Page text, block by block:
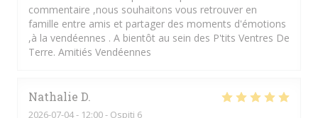
commentaire ,nous souhaitons vous retrouver en
famille entre amis et partager des moments d'émotions
,à la vendéennes . A bientôt au sein des P'tits Ventres De
Terre. Amitiés Vendéennes
Nathalie D
2026-07-04- 12:00 - Ospiti 6